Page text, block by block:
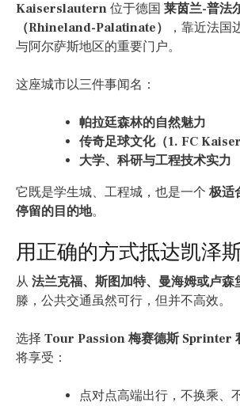
Kaiserslautern 位于德国 莱茵兰-普法
（Rhineland-Palatinate）
，靠近法国
与阿尔萨斯地区的重要门户。
这座城市以三件事闻名：
帕拉廷森林的自然魅力
传奇足球文化（1. FC
大学、科研与工程技术实力
它既是学生城、工程城，也是一个 极适
停留的目的地。
用正确的方式抵达凯泽
从 法兰克福、斯图加特、曼海姆或卢森
滕，公共交通虽然可行，但并不高效。
选择 Tour Passion 梅赛德斯 Sprinter
将享受：
点对点高端出行，不换乘、